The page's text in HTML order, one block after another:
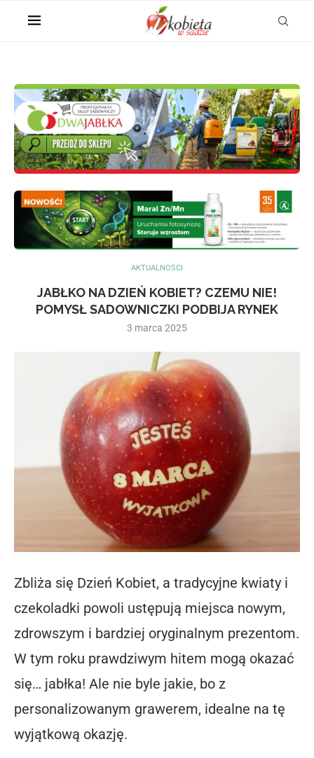
AKTUALNOŚCI
JABŁKO NA DZIEŃ KOBIET? CZEMU NIE!
POMYSŁ SADOWNICZKI PODBIJA RYNEK
3 marca 2025
Zbliża się Dzień Kobiet, a tradycyjne kwiaty i
czekoladki powoli ustępują miejsca nowym,
zdrowszym i bardziej oryginalnym prezentom.
W tym roku prawdziwym hitem mogą okazać
się… jabłka! Ale nie byle jakie, bo z
personalizowanym grawerem, idealne na tę
wyjątkową okazję.